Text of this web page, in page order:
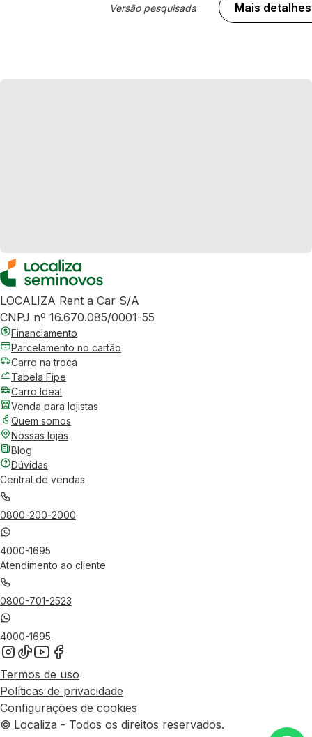
Versão pesquisada Mais detalhes
LOCALIZA Rent a Car S/A
CNPJ nº 16.670.085/0001-55
Financiamento
Parcelamento no cartão
Carro na troca
Tabela Fipe
Carro Ideal
Venda para lojistas
Quem somos
Nossas lojas
Blog
Dúvidas
Central de vendas
0800-200-2000
4000-1695
Atendimento ao cliente
0800-701-2523
4000-1695
Termos de uso
Políticas de privacidade
Configurações de cookies
© Localiza - Todos os direitos reservados.